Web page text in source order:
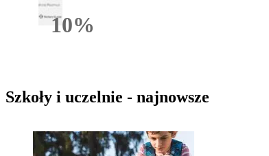
10%Rabatu
Szkoły i uczelnie - najnowsze